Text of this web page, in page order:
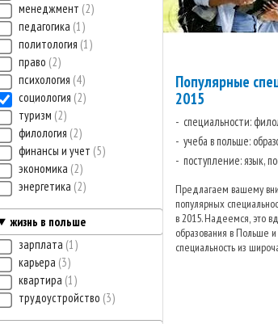
менеджмент 2
педагогика 1
политология 1
право 2
психология 4
социология 2
туризм 2
филология 2
финансы и учет 5
экономика 2
энергетика 2
жизнь в польше
зарплата 1
карьера 3
квартира 1
трудоустройство 3
Популярные
2015
специальности:
учеба в польше:
поступление: язык,
Предлагаем вашему
популярных
в 2015. Надеемся, это
образования в Польше
специальность из